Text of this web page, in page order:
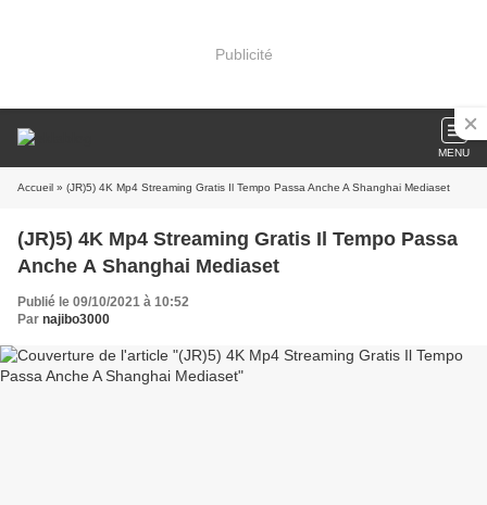
Publicité
MENU
Accueil » (JR)5) 4K Mp4 Streaming Gratis Il Tempo Passa Anche A Shanghai Mediaset
(JR)5) 4K Mp4 Streaming Gratis Il Tempo Passa
Anche A Shanghai Mediaset
Publié le 09/10/2021 à 10:52
Par najibo3000